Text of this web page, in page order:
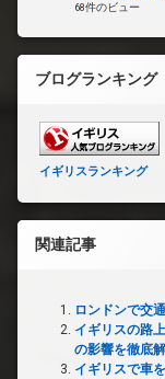
68件のビュー
ブログランキング
イギリスランキング
関連記事
ロンドンで交
イギリスの路
の影響を徹底
イギリスで車